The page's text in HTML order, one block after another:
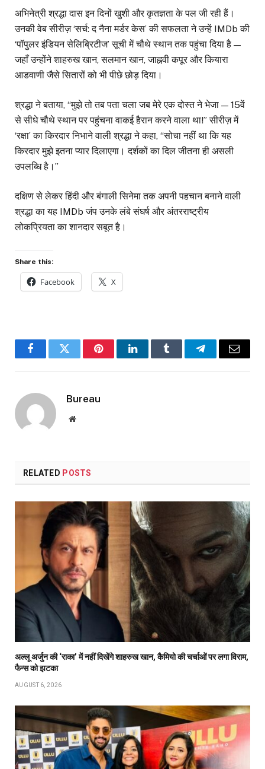
अभिनेत्री श्रद्धा दास इन दिनों खुशी और कृतज्ञता के पल जी रही हैं।
उनकी वेब सीरीज़ ‘सर्च: द नैना मर्डर केस’ की सफलता ने उन्हें IMDb की
‘पॉपुलर इंडियन सेलिब्रिटीज’ सूची में चौथे स्थान तक पहुंचा दिया है —
जहाँ उन्होंने शाहरुख खान, सलमान खान, जाह्नवी कपूर और कियारा
आडवाणी जैसे सितारों को भी पीछे छोड़ दिया।
श्रद्धा ने बताया, “मुझे तो तब पता चला जब मेरे एक दोस्त ने भेजा — 15वें
से सीधे चौथे स्थान पर पहुंचना वाकई हैरान करने वाला था!” सीरीज़ में
‘रक्षा’ का किरदार निभाने वाली श्रद्धा ने कहा, “सोचा नहीं था कि यह
किरदार मुझे इतना प्यार दिलाएगा। दर्शकों का दिल जीतना ही असली
उपलब्धि है।”
दक्षिण से लेकर हिंदी और बंगाली सिनेमा तक अपनी पहचान बनाने वाली
श्रद्धा का यह IMDb जंप उनके लंबे संघर्ष और अंतरराष्ट्रीय
लोकप्रियता का शानदार सबूत है।
Share this:
Facebook X
FacebookTwitter PinterestLinkedInTumblr TelegramEmail
Bureau
Website
RELATED POSTS
अल्लू अर्जुन की ‘राका’ में नहीं दिखेंगे शाहरुख खान, कैमियो की चर्चाओं पर लगा विराम,
फैन्स को झटका
AUGUST 6, 2026